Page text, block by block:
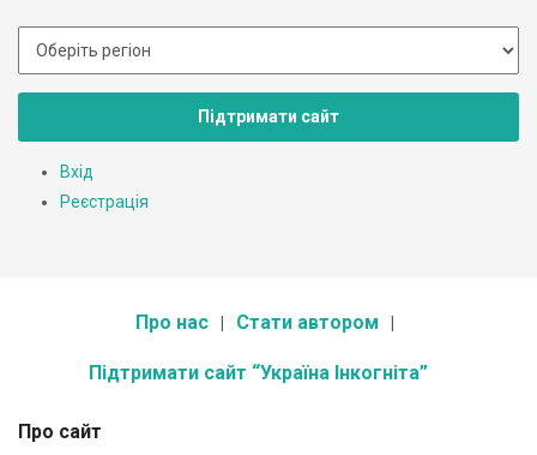
Підтримати сайт
Вхід
Реєстрація
Про нас Стати автором
Підтримати сайт “Україна Інкогніта”
Про сайт